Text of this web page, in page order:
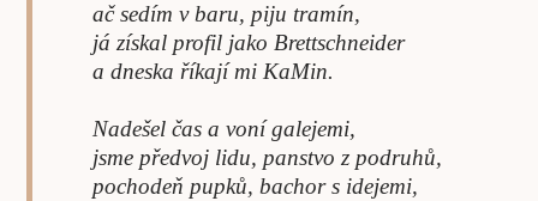
ač sedím v baru, piju tramín,
já získal profil jako Brettschneider
a dneska říkají mi KaMin.
Nadešel čas a voní galejemi,
jsme předvoj lidu, panstvo z podruhů,
pochodeň pupků, bachor s idejemi,